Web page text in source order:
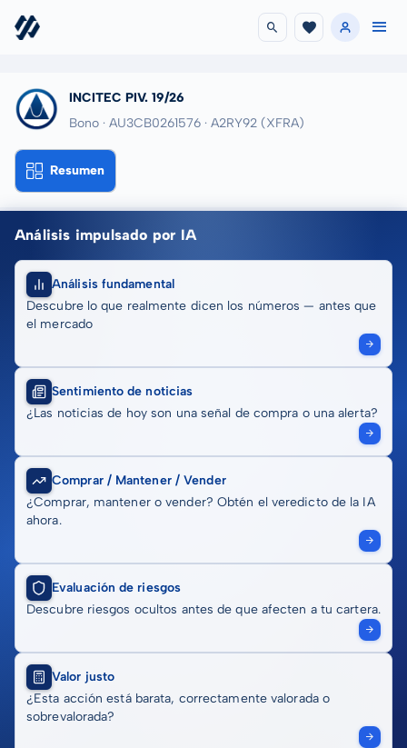
INCITEC PIV. 19/26
Bono · AU3CB0261576 · A2RY92 (XFRA)
Resumen
Análisis impulsado por IA
Análisis fundamental
Descubre lo que realmente dicen los números — antes que
el mercado
Sentimiento de noticias
¿Las noticias de hoy son una señal de compra o una alerta?
Comprar / Mantener / Vender
¿Comprar, mantener o vender? Obtén el veredicto de la IA
ahora.
Evaluación de riesgos
Descubre riesgos ocultos antes de que afecten a tu cartera.
Valor justo
¿Esta acción está barata, correctamente valorada o
sobrevalorada?